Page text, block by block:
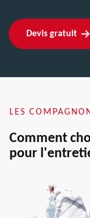
Devis gratuit
LES
Comment
pour